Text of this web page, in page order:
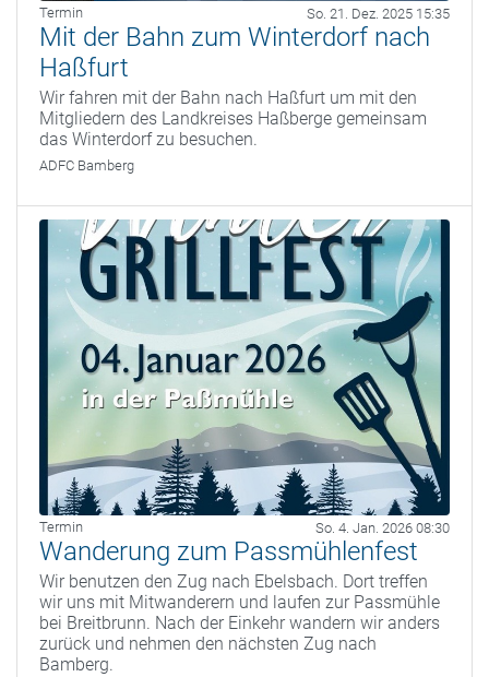
Termin So. 21. Dez. 2025 15:35
Mit der Bahn zum Winterdorf nach
Haßfurt
Wir fahren mit der Bahn nach Haßfurt um mit den
Mitgliedern des Landkreises Haßberge gemeinsam
das Winterdorf zu besuchen.
ADFC Bamberg
Termin So. 4. Jan. 2026 08:30
Wanderung zum Passmühlenfest
Wir benutzen den Zug nach Ebelsbach. Dort treffen
wir uns mit Mitwanderern und laufen zur Passmühle
bei Breitbrunn. Nach der Einkehr wandern wir anders
zurück und nehmen den nächsten Zug nach
Bamberg.